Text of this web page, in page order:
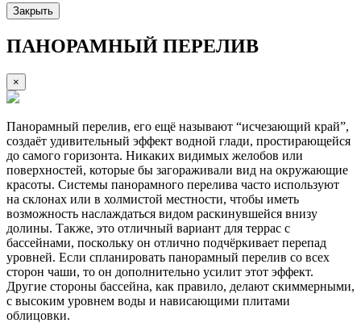
Закрыть
ПАНОРАМНЫЙ ПЕРЕЛИВ
×
Панорамный перелив, его ещё называют “исчезающий край”,
создаёт удивительный эффект водной глади, простирающейся
до самого горизонта. Никаких видимых желобов или
поверхностей, которые бы загораживали вид на окружающие
красоты. Системы панорамного перелива часто используют
на склонах или в холмистой местности, чтобы иметь
возможность наслаждаться видом раскинувшейся внизу
долины. Также, это отличный вариант для террас с
бассейнами, поскольку он отлично подчёркивает перепад
уровней. Если спланировать панорамный перелив со всех
сторон чаши, то он дополнительно усилит этот эффект.
Другие стороны бассейна, как правило, делают скиммерными,
с высоким уровнем воды и нависающими плитами
облицовки.